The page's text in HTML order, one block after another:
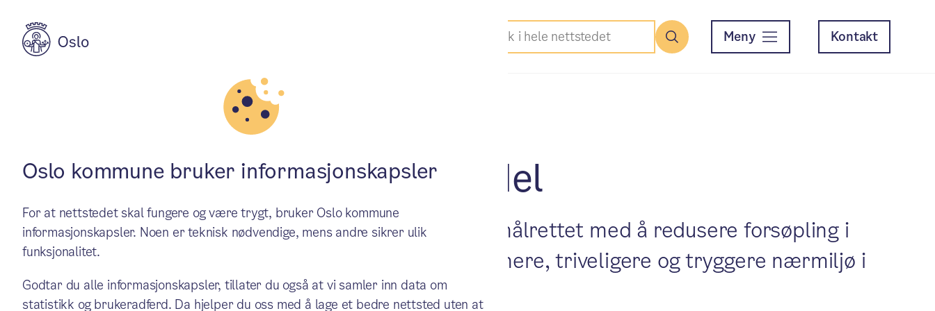
Meny Kontakt
Sammen om en renere bydel
I tre år har prosjektet «Avfall på avveie» jobbet målrettet med å redusere forsøpling i
Bydel Søndre Nordstrand. Målet er å bidra til renere, triveligere og tryggere nærmiljø i
bydelen.
Oslo kommune bruker informasjonskapsler
For at nettstedet skal fungere og være trygt, bruker Oslo kommune
informasjonskapsler. Noen er teknisk nødvendige, mens andre sikrer ulik
funksjonalitet.
Godtar du alle informasjonskapsler, tillater du også at vi samler inn data om
statistikk og brukeradferd. Da hjelper du oss med å lage et bedre nettsted uten at